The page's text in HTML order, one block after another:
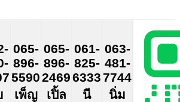
065-
896-
5590
เพ็ญ
065-
896-
2469
เปิ้ล
061-
825-
6333
นี
063-
481-
7744
นิ่ม